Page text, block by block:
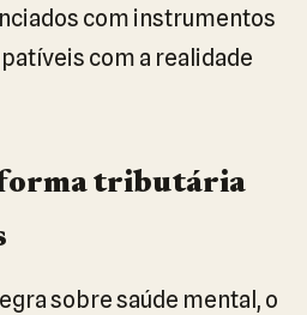
com instrumentos
com a realidade
tributária
sobre saúde mental, o